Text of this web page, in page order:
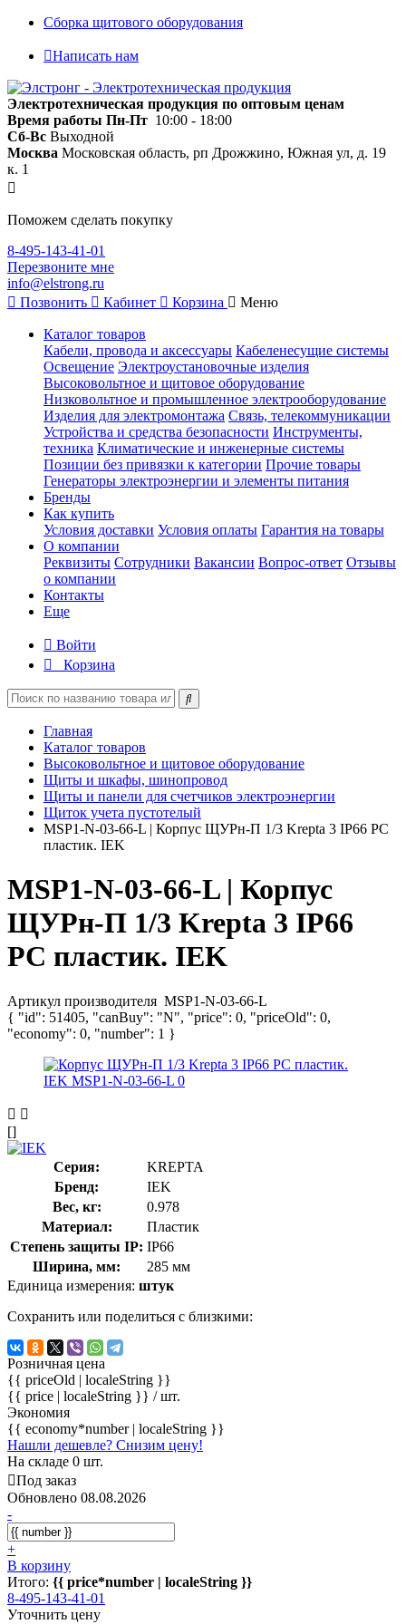
Сборка щитового оборудования
Написать нам
Электротехническая продукция по оптовым ценам
Время работы Пн-Пт 10:00 - 18:00
Сб-Вс Выходной
Москва Московская область, рп Дрожжино, Южная ул, д. 19
к. 1
Поможем сделать покупку
8-495-143-41-01
Перезвоните мне
info@elstrong.ru
Позвонить
Кабинет Корзина Меню
Каталог товаров
Кабели, провода и аксессуары Кабеленесущие системы
Освещение Электроустановочные изделия
Высоковольтное и щитовое оборудование
Низковольтное и промышленное электрооборудование
Изделия для электромонтажа Связь, телекоммуникации
Устройства и средства безопасности Инструменты,
техника Климатические и инженерные системы
Позиции без привязки к категории Прочие товары
Генераторы электроэнергии и элементы питания
Бренды
Как купить
Условия доставки Условия оплаты Гарантия на товары
О компании
Реквизиты Сотрудники Вакансии Вопрос-ответ Отзывы
о компании
Контакты
Еще
Войти
Корзина
Главная
Каталог товаров
Высоковольтное и щитовое оборудование
Щиты и шкафы, шинопровод
Щиты и панели для счетчиков электроэнергии
Щиток учета пустотелый
MSP1-N-03-66-L | Корпус ЩУРн-П 1/3 Krepta 3 IP66 PC
пластик. IEK
MSP1-N-03-66-L | Корпус
ЩУРн-П 1/3 Krepta 3 IP66
PC пластик. IEK
Артикул производителя MSP1-N-03-66-L
{ "id": 51405, "canBuy": "N", "price": 0, "priceOld": 0,
"economy": 0, "number": 1 }
[]
Серия:
KREPTA
Бренд:
IEK
Вес, кг:
0.978
Материал:
Пластик
Степень защиты IP: IP66
Ширина, мм:
285 мм
Единица измерения: штук
Сохранить или поделиться с близкими:
Розничная цена
{{ priceOld | localeString }}
{{ price | localeString }} / шт.
Экономия
{{ economy*number | localeString }}
Нашли дешевле? Снизим цену!
На складе 0 шт.
Под заказ
Обновлено 08.08.2026
-
+
В корзину
Итого: {{ price*number | localeString }}
8-495-143-41-01
Уточнить цену